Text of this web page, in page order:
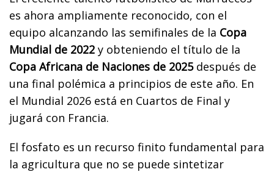
es ahora ampliamente reconocido, con el
equipo alcanzando las semifinales de la Copa
Mundial de 2022 y obteniendo el título de la
Copa Africana de Naciones de 2025después de
una final polémica a principios de este año. En
el Mundial 2026 está en Cuartos de Final y
jugará con Francia.
El fosfato es un recurso finito fundamental para
la agricultura que no se puede sintetizar